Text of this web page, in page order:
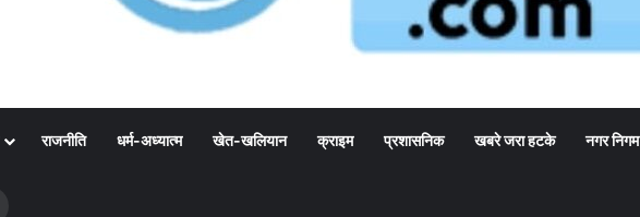
राजनीति धर्म-अध्यात्म खेत-खलियान क्राइम प्रशासनिक खबरे जरा हटके नगर निगम